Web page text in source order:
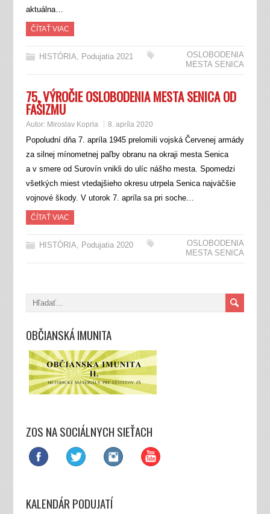
aktuálna…
ČÍTAŤ VIAC
HISTÓRIA, Podujatia 2021
OSLOBODENIA
MESTA SENICA
75. VÝROČIE OSLOBODENIA MESTA SENICA OD
FAŠIZMU
Autor: Miroslav Koprla 8. apríla 2020
Popoludní dňa 7. apríla 1945 prelomili vojská Červenej armády
za silnej mínometnej paľby obranu na okraji mesta Senica
a v smere od Surovín vnikli do ulíc nášho mesta. Spomedzi
všetkých miest vtedajšieho okresu utrpela Senica najväčšie
vojnové škody. V utorok 7. apríla sa pri soche…
ČÍTAŤ VIAC
HISTÓRIA, Podujatia 2020
OSLOBODENIA
MESTA SENICA
OBČIANSKÁ IMUNITA
ZOS NA SOCIÁLNYCH SIEŤACH
KALENDÁR PODUJATÍ